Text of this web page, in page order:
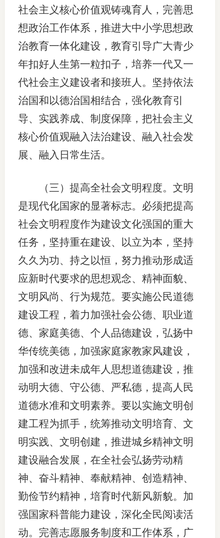
社会主义核心价值观铸魂育人，完善思
想政治工作体系，推进大中小学思想政
治教育一体化建设，教育引导广大青少
年扣好人生第一粒扣子，培养一代又一
代社会主义建设者和接班人。坚持依法
治国和以德治国相结合，强化教育引
导、实践养成、制度保障，把社会主义
核心价值观融入法治建设、融入社会发
展、融入日常生活。
（三）提高全社会文明程度。文明
是现代化国家的显著标志。必须把提高
社会文明程度作为建设文化强国的重大
任务，坚持重在建设、以立为本，坚持
久久为功、持之以恒，努力推动形成适
应新时代要求的思想观念、精神面貌、
文明风尚、行为规范。要实施公民道德
建设工程，着力加强社会公德、职业道
德、家庭美德、个人品德建设，弘扬中
华传统美德，加强家庭家教家风建设，
加强和改进未成年人思想道德建设，推
动明大德、守公德、严私德，提高人民
道德水准和文明素养。要以实施文明创
建工程为抓手，统筹推动文明培育、文
明实践、文明创建，推进城乡精神文明
建设融合发展，在全社会弘扬劳动精
神、奋斗精神、奉献精神、创造精神、
勤俭节约精神，培育时代新风新貌。加
强国家科普能力建设，深化全民阅读活
动。完善志愿服务制度和工作体系，广